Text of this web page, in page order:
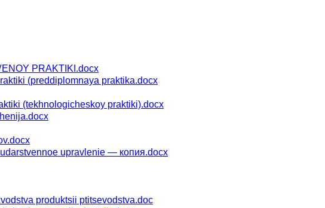
PRAKTIKI.docx
(preddiplomnaya praktika.docx
(tekhnologicheskoy praktiki).docx
upravlenie — копия.docx
produktsii ptitsevodstva.doc